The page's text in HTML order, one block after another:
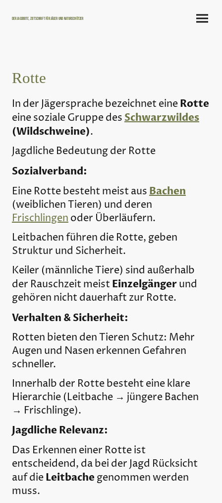
Der Jagdbote, Zeitschrift für Jäger und Naturschützer
Rotte
In der Jägersprache bezeichnet eineRotte
eine soziale Gruppe des Schwarzwildes
(Wildschweine).
Jagdliche Bedeutung der Rotte
Sozialverband:
Eine Rotte besteht meist aus Bachen
(weiblichen Tieren) und deren
Frischlingenoder Überläufern.
Leitbachen führen die Rotte, geben
Struktur und Sicherheit.
Keiler (männliche Tiere) sind außerhalb
der Rauschzeit meistEinzelgängerund
gehören nicht dauerhaft zur Rotte.
Verhalten & Sicherheit:
Rotten bieten den Tieren Schutz: Mehr
Augen und Nasen erkennen Gefahren
schneller.
Innerhalb der Rotte besteht eine klare
Hierarchie (Leitbache → jüngere Bachen
→ Frischlinge).
Jagdliche Relevanz:
Das Erkennen einer Rotte ist
entscheidend, da bei der Jagd Rücksicht
auf dieLeitbache genommen werden
muss.